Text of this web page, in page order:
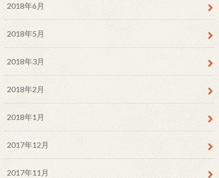
2018年6月
2018年5月
2018年3月
2018年2月
2018年1月
2017年12月
2017年11月